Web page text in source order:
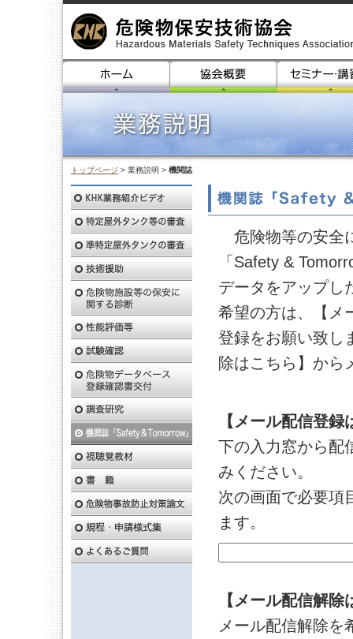
トップページ > 業務説明 > 機関誌
危険物等の安全
「Safety &
データをアップし
希望の方は、【メ
登録をお願い致し
除はこちら】から
【メール配信登録
下の入力窓から配
みください。
次の画面で必要項
ます。
【メール配信解除
メール配信解除を